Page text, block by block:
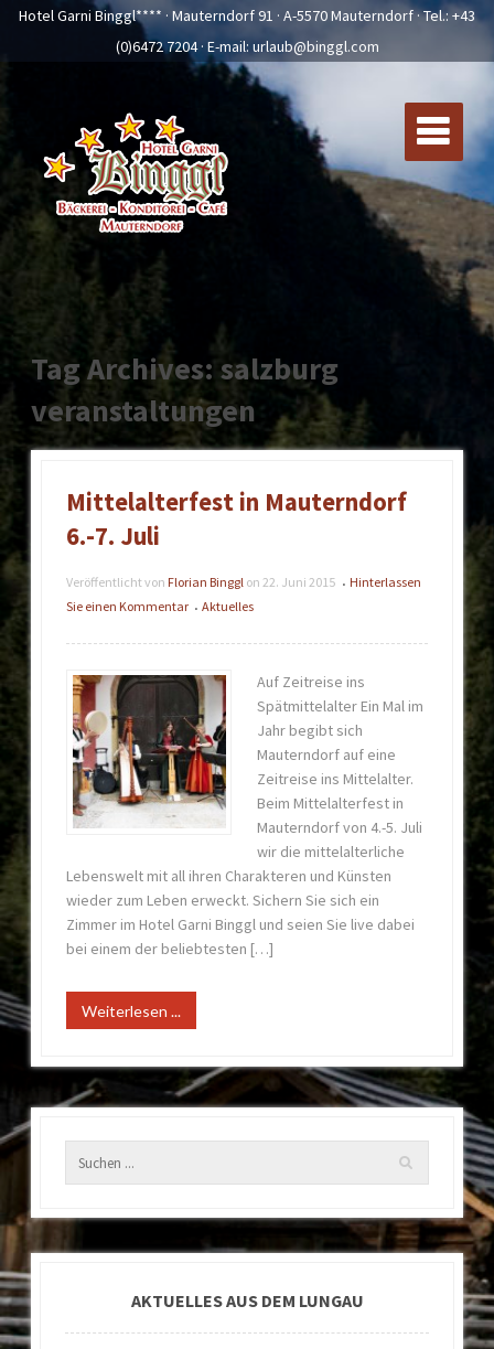
Hotel Garni Binggl**** · Mauterndorf 91 · A-5570 Mauterndorf · Tel.: +43
(0)6472 7204· E-mail: urlaub@binggl.com
Tag Archives: salzburg
veranstaltungen
Mittelalterfest in Mauterndorf
6.-7. Juli
Veröffentlicht von Florian Binggl on 22. Juni 2015 • Hinterlassen
Sie einen Kommentar
• Aktuelles
Auf Zeitreise ins
Spätmittelalter Ein Mal im
Jahr begibt sich
Mauterndorf auf eine
Zeitreise ins Mittelalter.
Beim Mittelalterfest in
Mauterndorf von 4.-5. Juli
wir die mittelalterliche
Lebenswelt mit all ihren Charakteren und Künsten
wieder zum Leben erweckt. Sichern Sie sich ein
Zimmer im Hotel Garni Binggl und seien Sie live dabei
bei einem der beliebtesten […]
Weiterlesen ...
AKTUELLES AUS DEM LUNGAU